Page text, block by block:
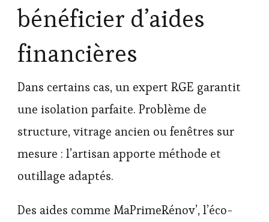
bénéficier d’aides
financières
Dans certains cas, un expert RGE garantit
une isolation parfaite. Problème de
structure, vitrage ancien ou fenêtres sur
mesure : l’artisan apporte méthode et
outillage adaptés.
Des aides comme MaPrimeRénov’, l’éco-